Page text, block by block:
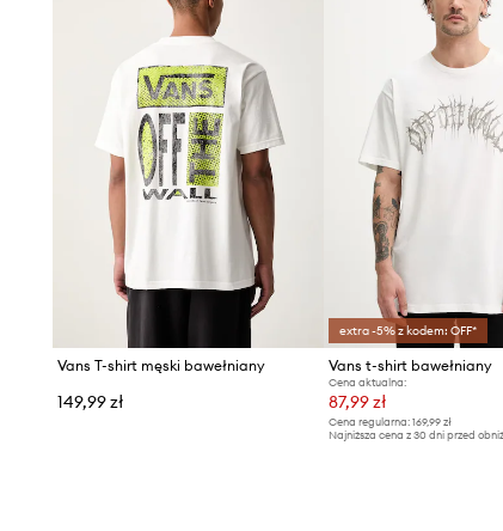
Vans T-shirt męski bawełniany
149,99 zł
extra -5% z kodem: OFF*
Vans t-shirt bawełniany
Cena aktualna:
87,99 zł
Cena regularna:169,99 zł
Najniższa cena z 30 dni przed